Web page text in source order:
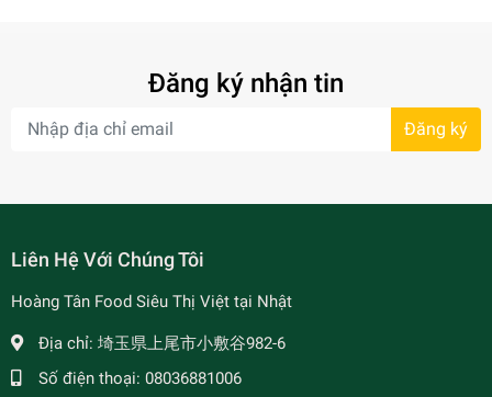
Đăng ký nhận tin
Đăng ký
Liên Hệ Với Chúng Tôi
Hoàng Tân Food Siêu Thị Việt tại Nhật
Địa chỉ: 埼玉県上尾市小敷谷982-6
Số điện thoại: 08036881006